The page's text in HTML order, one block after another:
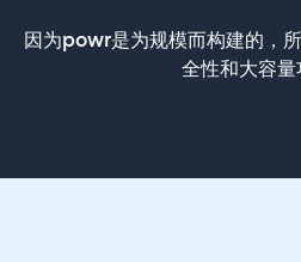
因为powr是为规模而构建的，
全性和大容量